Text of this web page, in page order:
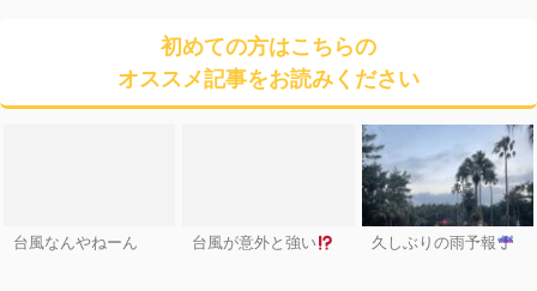
初めての方はこちらの
オススメ記事をお読みください
台風なんやねーん 台風が意外と強い 久しぶりの雨予報